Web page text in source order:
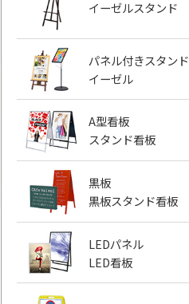
イーゼルスタンド
パネル付きスタンド
イーゼル
A型看板
スタンド看板
黒板
黒板スタンド看板
LEDパネル
LED看板